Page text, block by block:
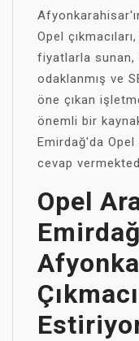
Opel
fiyatlarla sunan,
odaklanmış ve
öne çıkan
önemli bir
Emirdağ'da
cevap
Opel